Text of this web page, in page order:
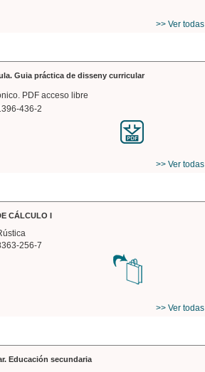
>> Ver todas
Guia práctica de disseny curricular
PDF acceso libre
436-2
>> Ver todas
CÁLCULO I
256-7
>> Ver todas
Educación secundaria